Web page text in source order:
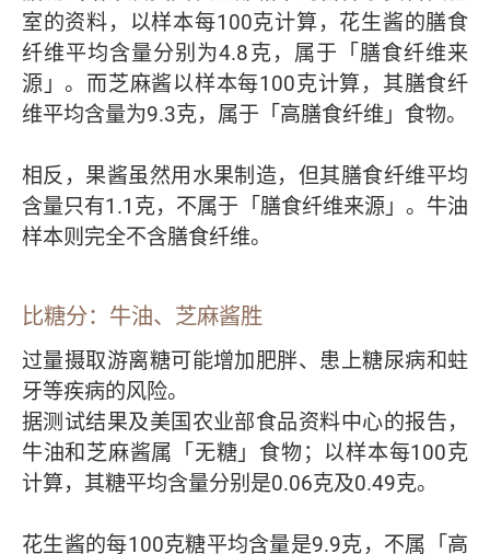
室的资料，以样本每100克计算，花生酱的膳食
纤维平均含量分别为4.8克，属于「膳食纤维来
源」。而芝麻酱以样本每100克计算，其膳食纤
维平均含量为9.3克，属于「高膳食纤维」食物。
相反，果酱虽然用水果制造，但其膳食纤维平均
含量只有1.1克，不属于「膳食纤维来源」。牛油
样本则完全不含膳食纤维。
比糖分：牛油、芝麻酱胜
过量摄取游离糖可能增加肥胖、患上糖尿病和蛀
牙等疾病的风险。
据测试结果及美国农业部食品资料中心的报告，
牛油和芝麻酱属「无糖」食物；以样本每100克
计算，其糖平均含量分别是0.06克及0.49克。
花生酱的每100克糖平均含量是9.9克，不属「高